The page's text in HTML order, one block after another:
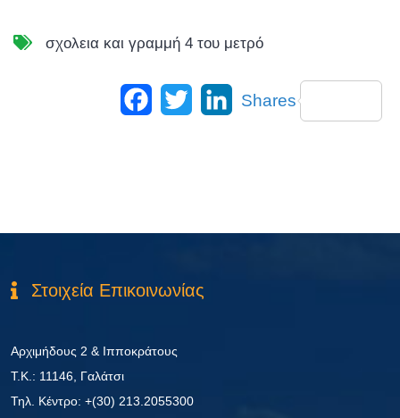
σχολεια και γραμμή 4 του μετρό
Facebook
Twitter LinkedIn
Shares
Στοιχεία Επικοινωνίας
Αρχιμήδους 2 & Ιπποκράτους
Τ.Κ.: 11146, Γαλάτσι
Τηλ. Κέντρο: +(30) 213.2055300